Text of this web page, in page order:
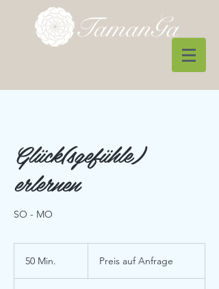
Glück(sgefühle)
erlernen
SO - MO
50 Min.
Anfrage
Preis auf Anfrage